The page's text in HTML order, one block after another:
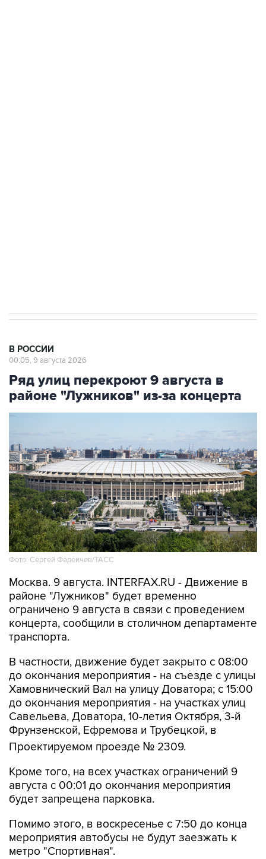
В РОССИИ
00:05, 9 августа 2026
Ряд улиц перекроют 9 августа в
районе "Лужников" из-за концерта
Фото: Сергей Фадеичев/ТАСС
Москва. 9 августа. INTERFAX.RU - Движение в
районе "Лужников" будет временно
ограничено 9 августа в связи с проведением
концерта, сообщили в столичном департаменте
транспорта.
В частности, движение будет закрыто с 08:00
до окончания мероприятия - на съезде с улицы
Хамовнический Вал на улицу Доватора; с 15:00
до окончания мероприятия - на участках улиц
Савельева, Доватора, 10-летия Октября, 3-й
Фрунзенской, Ефремова и Трубецкой, в
Проектируемом проезде № 2309.
Кроме того, на всех участках ограничений 9
августа с 00:01 до окончания мероприятия
будет запрещена парковка.
Помимо этого, в воскресенье с 7:50 до конца
мероприятия автобусы не будут заезжать к
метро "Спортивная".